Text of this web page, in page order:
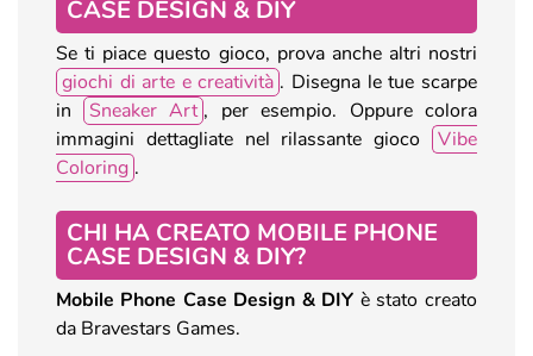
CASE DESIGN & DIY
Se ti piace questo gioco, prova anche altri nostri
giochi di arte e creatività . Disegna le tue scarpe
in
Sneaker Art , per esempio. Oppure colora
immagini dettagliate nel rilassante gioco
Vibe
Coloring .
CHI HA CREATO MOBILE PHONE
CASE DESIGN & DIY?
Mobile Phone Case Design & DIY è stato creato
da Bravestars Games.